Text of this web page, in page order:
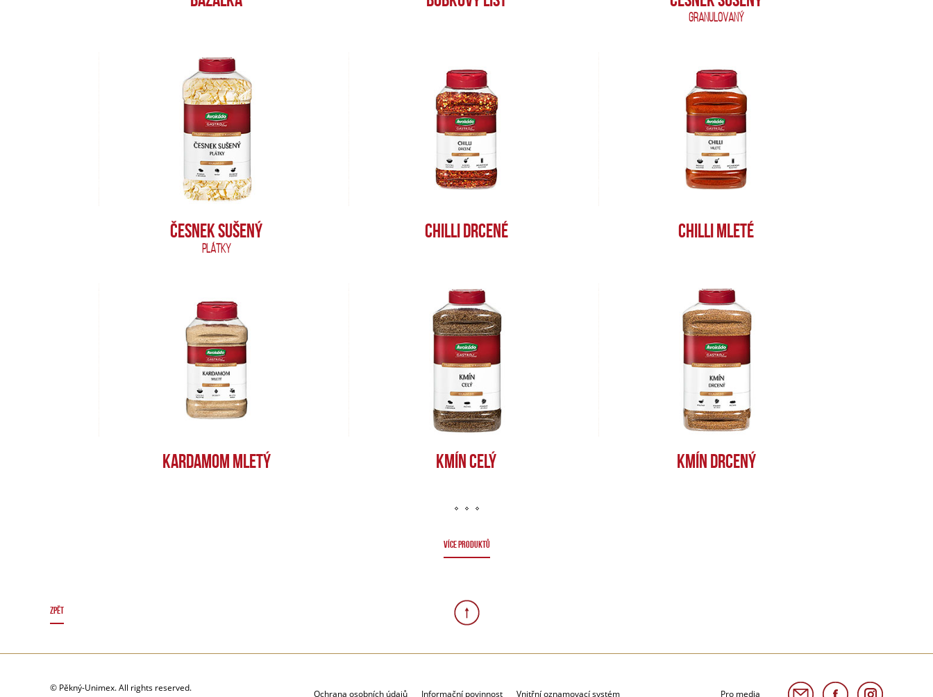
GRANULOVANÝ
ČESNEK SUŠENÝ
PLÁTKY
CHILLI DRCENÉ CHILLI MLETÉ
KARDAMOM MLETÝ KMÍN CELÝ KMÍN DRCENÝ
VÍCE PRODUKTŮ
ZPĚT
© Pěkný-Unimex. All rights reserved.
Ochrana osobních údajů Informační povinnost Vnitřní oznamovací systém Pro media